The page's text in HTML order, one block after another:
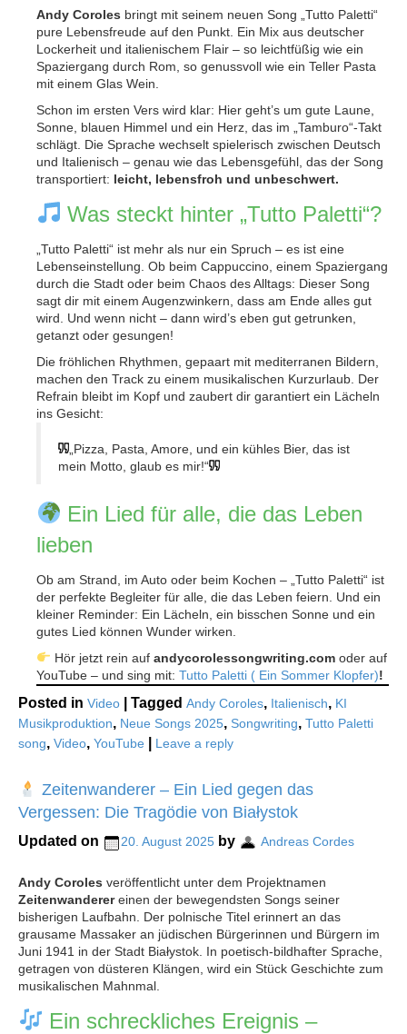
Andy Coroles bringt mit seinem neuen Song „Tutto Paletti“
pure Lebensfreude auf den Punkt. Ein Mix aus deutscher
Lockerheit und italienischem Flair – so leichtfüßig wie ein
Spaziergang durch Rom, so genussvoll wie ein Teller Pasta
mit einem Glas Wein.
Schon im ersten Vers wird klar: Hier geht’s um gute Laune,
Sonne, blauen Himmel und ein Herz, das im „Tamburo“-Takt
schlägt. Die Sprache wechselt spielerisch zwischen Deutsch
und Italienisch – genau wie das Lebensgefühl, das der Song
transportiert: leicht, lebensfroh und unbeschwert.
Was steckt hinter „Tutto Paletti“?
„Tutto Paletti“ ist mehr als nur ein Spruch – es ist eine
Lebenseinstellung. Ob beim Cappuccino, einem Spaziergang
durch die Stadt oder beim Chaos des Alltags: Dieser Song
sagt dir mit einem Augenzwinkern, dass am Ende alles gut
wird. Und wenn nicht – dann wird’s eben gut getrunken,
getanzt oder gesungen!
Die fröhlichen Rhythmen, gepaart mit mediterranen Bildern,
machen den Track zu einem musikalischen Kurzurlaub. Der
Refrain bleibt im Kopf und zaubert dir garantiert ein Lächeln
ins Gesicht:
„Pizza, Pasta, Amore, und ein kühles Bier, das ist
mein Motto, glaub es mir!“
Ein Lied für alle, die das Leben
lieben
Ob am Strand, im Auto oder beim Kochen – „Tutto Paletti“ ist
der perfekte Begleiter für alle, die das Leben feiern. Und ein
kleiner Reminder: Ein Lächeln, ein bisschen Sonne und ein
gutes Lied können Wunder wirken.
Hör jetzt rein auf andycorolessongwriting.comoder auf
YouTube – und sing mit: Tutto Paletti ( Ein Sommer Klopfer)!
Posted in Video Tagged Andy Coroles, Italienisch, KI
Musikproduktion, Neue Songs 2025, Songwriting, Tutto Paletti
song, Video, YouTube Leave a reply
Zeitenwanderer – Ein Lied gegen das
Vergessen: Die Tragödie von Białystok
Updated on 20. August 2025 by Andreas Cordes
Andy Coroles veröffentlicht unter dem Projektnamen
Zeitenwanderereinen der bewegendsten Songs seiner
bisherigen Laufbahn. Der polnische Titel erinnert an das
grausame Massaker an jüdischen Bürgerinnen und Bürgern im
Juni 1941 in der Stadt Białystok. In poetisch-bildhafter Sprache,
getragen von düsteren Klängen, wird ein Stück Geschichte zum
musikalischen Mahnmal.
Ein schreckliches Ereignis –